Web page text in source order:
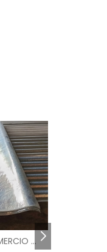
VOGATEX COMERCIO DE TELHAS - SP